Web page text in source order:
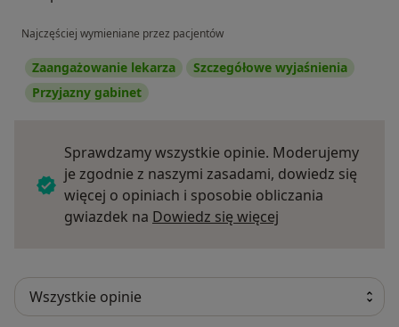
Najczęściej wymieniane przez pacjentów
Zaangażowanie lekarza
Szczegółowe wyjaśnienia
Przyjazny gabinet
Sprawdzamy wszystkie opinie. Moderujemy
je zgodnie z naszymi zasadami, dowiedz się
więcej o opiniach i sposobie obliczania
gwiazdek na Dowiedz się więcej